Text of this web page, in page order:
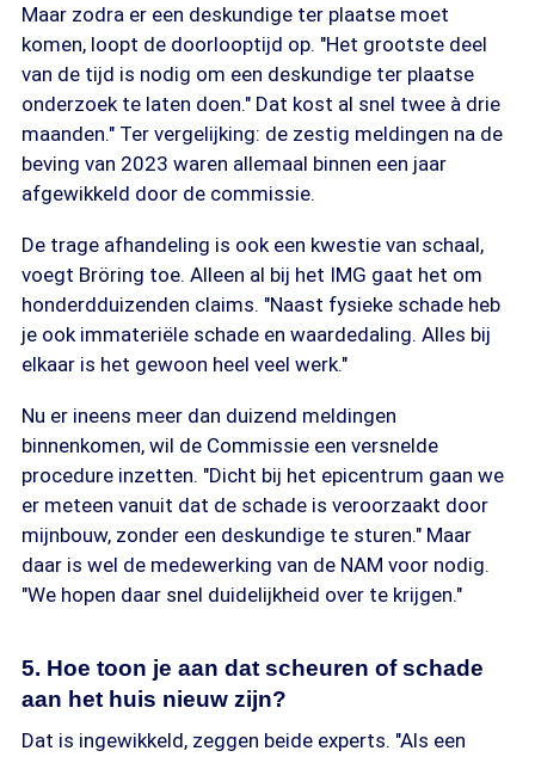
Maar zodra er een deskundige ter plaatse moet
komen, loopt de doorlooptijd op. "Het grootste deel
van de tijd is nodig om een deskundige ter plaatse
onderzoek te laten doen." Dat kost al snel twee à drie
maanden." Ter vergelijking: de zestig meldingen na de
beving van 2023 waren allemaal binnen een jaar
afgewikkeld door de commissie.
De trage afhandeling is ook een kwestie van schaal,
voegt Bröring toe. Alleen al bij het IMG gaat het om
honderdduizenden claims. "Naast fysieke schade heb
je ook immateriële schade en waardedaling. Alles bij
elkaar is het gewoon heel veel werk."
Nu er ineens meer dan duizend meldingen
binnenkomen, wil de Commissie een versnelde
procedure inzetten. "Dicht bij het epicentrum gaan we
er meteen vanuit dat de schade is veroorzaakt door
mijnbouw, zonder een deskundige te sturen." Maar
daar is wel de medewerking van de NAM voor nodig.
"We hopen daar snel duidelijkheid over te krijgen."
5. Hoe toon je aan dat scheuren of schade
aan het huis nieuw zijn?
Dat is ingewikkeld, zeggen beide experts. "Als een